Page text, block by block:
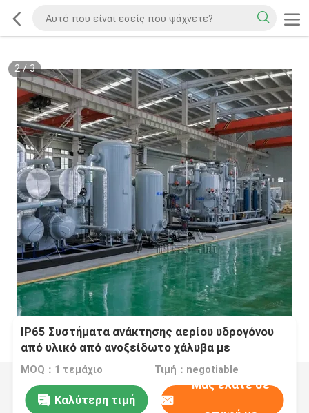
2/3
IP65 Συστήματα ανάκτησης αερίου υδρογόνου
από υλικό από ανοξείδωτο χάλυβα με
ανθεκτικό στην έκρηξη
MOQ：1 τεμάχιο Τιμή：negotiable
Καλύτερη τιμή
Μας ελάτε σε